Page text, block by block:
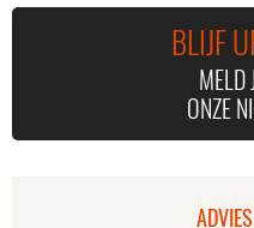
BLIJF
MELD
ONZE